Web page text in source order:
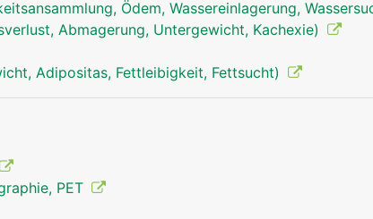
Ödem, Wassereinlagerung,
Abmagerung, Untergewicht, Kachexie)
Adipositas, Fettleibigkeit, Fettsucht)
PET